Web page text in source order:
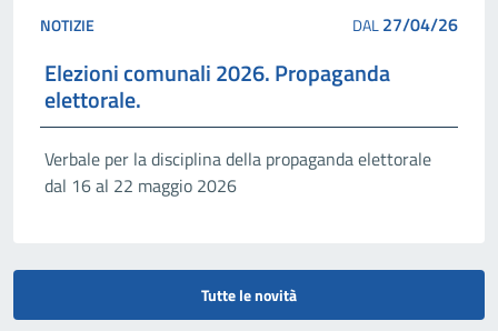
NOTIZIE DAL27/04/26
Elezioni comunali 2026. Propaganda
elettorale.
Verbale per la disciplina della propaganda elettorale
dal 16 al 22 maggio 2026
Tutte le novità